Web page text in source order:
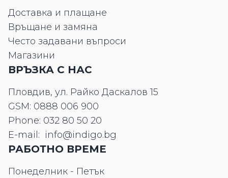
Доставка и плащане
Връщане и замяна
Често задавани въпроси
Магазини
ВРЪЗКА С НАС
Пловдив, ул. Райко Даскалов 15
GSM: 0888 006 900
Phone: 032 80 50 20
E-mail: info@indigo.bg
РАБОТНО ВРЕМЕ
Понеделник - Петък